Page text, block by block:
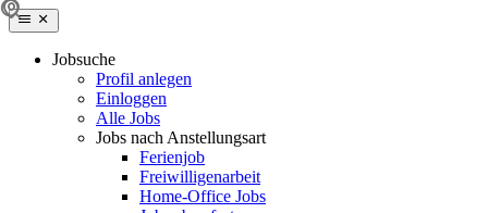
Jobsuche
Profil anlegen
Einloggen
Alle Jobs
Jobs nach Anstellungsart
Ferienjob
Freiwilligenarbeit
Home-Office Jobs